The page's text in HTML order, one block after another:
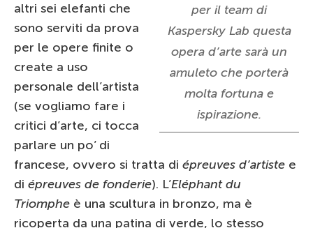
per il team di
Kaspersky Lab questa
opera d’arte sarà un
amuleto che porterà
molta fortuna e
ispirazione.
altri sei elefanti che
sono serviti da prova
per le opere finite o
create a uso
personale dell’artista
(se vogliamo fare i
critici d’arte, ci tocca
parlare un po’ di
francese, ovvero si tratta di épreuves d’artiste e
di épreuves de fonderie). L’Eléphant du
Triomphe è una scultura in bronzo, ma è
ricoperta da una patina di verde, lo stesso